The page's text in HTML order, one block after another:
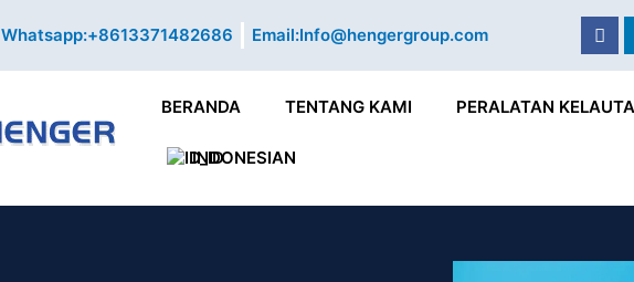
Whatsapp:+8613371482686 Email:Info@hengergroup.com
BERANDA TENTANG KAMI PERALATAN
INDONESIAN